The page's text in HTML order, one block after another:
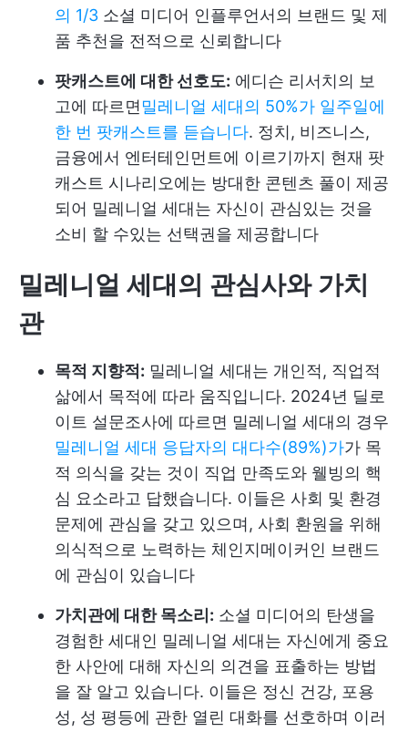
의 1/3 소셜 미디어 인플루언서의 브랜드 및 제
품 추천을 전적으로 신뢰합니다
팟캐스트에 대한 선호도: 에디슨 리서치의 보
고에 따르면 밀레니얼 세대의 50%가 일주일에
한 번 팟캐스트를 듣습니다. 정치, 비즈니스,
금융에서 엔터테인먼트에 이르기까지 현재 팟
캐스트 시나리오에는 방대한 콘텐츠 풀이 제공
되어 밀레니얼 세대는 자신이 관심있는 것을
소비 할 수있는 선택권을 제공합니다
밀레니얼 세대의 관심사와 가치
관
목적 지향적: 밀레니얼 세대는 개인적, 직업적
삶에서 목적에 따라 움직입니다. 2024년 딜로
이트 설문조사에 따르면 밀레니얼 세대의 경우
밀레니얼 세대 응답자의 대다수(89%)가가 목
적 의식을 갖는 것이 직업 만족도와 웰빙의 핵
심 요소라고 답했습니다. 이들은 사회 및 환경
문제에 관심을 갖고 있으며, 사회 환원을 위해
의식적으로 노력하는 체인지메이커인 브랜드
에 관심이 있습니다
가치관에 대한 목소리: 소셜 미디어의 탄생을
경험한 세대인 밀레니얼 세대는 자신에게 중요
한 사안에 대해 자신의 의견을 표출하는 방법
을 잘 알고 있습니다. 이들은 정신 건강, 포용
성, 성 평등에 관한 열린 대화를 선호하며 이러